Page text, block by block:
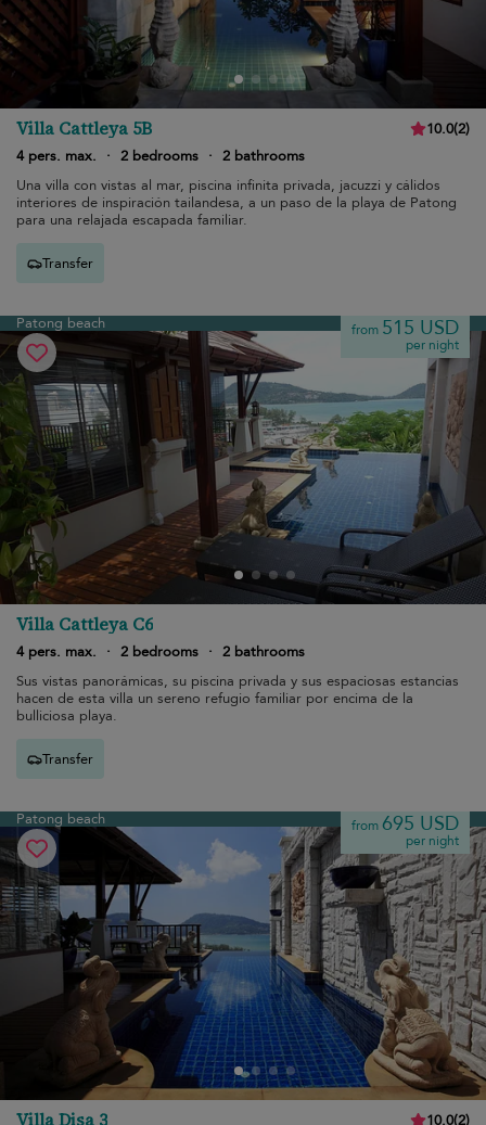
Villa Cattleya 5B 10.0(2)
4 pers. max.
· 2 bedrooms · 2 bathrooms
Una villa con vistas al mar, piscina infinita privada, jacuzzi y cálidos
interiores de inspiración tailandesa, a un paso de la playa de Patong
para una relajada escapada familiar.
Transfer
Patong beach from 515 USD
per night
Villa Cattleya C6
4 pers. max. · 2 bedrooms · 2 bathrooms
Sus vistas panorámicas, su piscina privada y sus espaciosas estancias
hacen de esta villa un sereno refugio familiar por encima de la
bulliciosa playa.
Transfer
Patong beach from 695 USD
per night
Villa Disa 3 10.0(2)